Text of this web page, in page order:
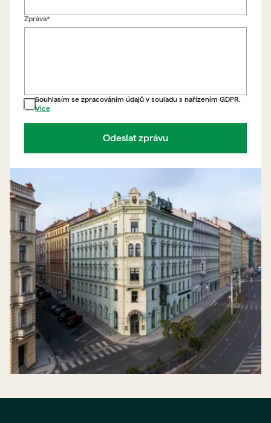
Zpráva*
Souhlasím se zpracováním údajů v souladu s nařízením GDPR.
Více
Odeslat zprávu